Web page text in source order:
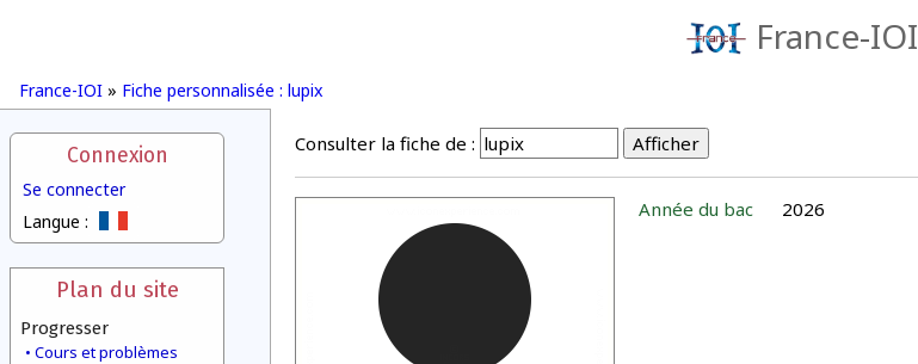
France-IOI
France-IOI » Fiche personnalisée : lupix
Connexion
Se connecter
Langue :
Plan du site
Progresser
Cours et problèmes
Consulter la fiche de :
Année du bac 2026